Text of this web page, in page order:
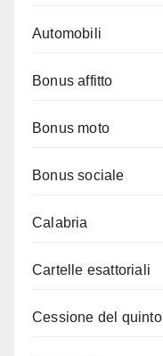
Automobili
Bonus affitto
Bonus moto
Bonus sociale
Calabria
Cartelle esattoriali
Cessione del quinto